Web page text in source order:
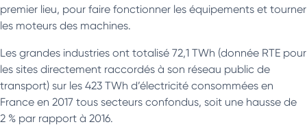
premier lieu, pour faire fonctionner les équipements et tourner
les moteurs des machines.
Les grandes industries ont totalisé 72,1 TWh (donnée RTE pour
les sites directement raccordés à son réseau public de
transport) sur les 423 TWh d’électricité consommées en
France en 2017 tous secteurs confondus, soit une hausse de
2 % par rapport à 2016.